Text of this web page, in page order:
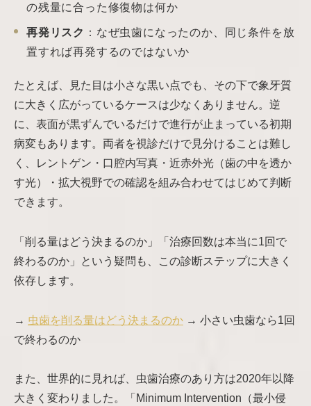
の残量に合った修復物は何か
再発リスク ：なぜ虫歯になったのか、同じ条件を放
置すれば再発するのではないか
たとえば、見た目は小さな黒い点でも、その下で象牙質
に大きく広がっているケースは少なくありません。逆
に、表面が黒ずんでいるだけで進行が止まっている初期
病変もあります。両者を視診だけで見分けることは難し
く、レントゲン・口腔内写真・近赤外光（歯の中を透か
す光）・拡大視野での確認を組み合わせてはじめて判断
できます。
「削る量はどう決まるのか」「治療回数は本当に1回で
終わるのか」という疑問も、この診断ステップに大きく
依存します。
→ 虫歯を削る量はどう決まるのか → 小さい虫歯なら1回
で終わるのか
また、世界的に見れば、虫歯治療のあり方は2020年以降
大きく変わりました。「Minimum Intervention（最小侵